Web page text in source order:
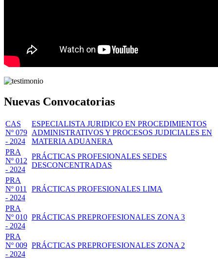
Nuevas Convocatorias
CAS
Nº 079
- 2024
ESPECIALISTA JURIDICO EN PROCEDIMIENTOS
ADMINISTRATIVOS Y PROCESOS JUDICIALES EN
MATERIA ADUANERA
PRA
Nº 012
- 2024
PRÁCTICAS PROFESIONALES SEDES
DESCONCENTRADAS
PRA
Nº 011
- 2024
PRÁCTICAS PROFESIONALES LIMA
PRA
Nº 010
- 2024
PRÁCTICAS PREPROFESIONALES ZONA 3
PRA
Nº 009
- 2024
PRÁCTICAS PREPROFESIONALES ZONA 2